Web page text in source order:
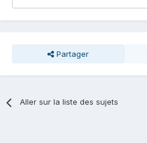
Partager
Aller sur la liste des sujets